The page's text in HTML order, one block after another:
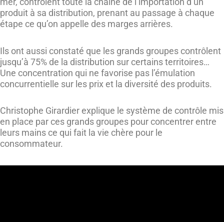
produit à sa distribution, prenant au passage à chaque
étape ce qu’on appelle des marges arrières.
Ils ont aussi constaté que les grands groupes contrôlent
jusqu’à 75% de la distribution sur certains territoires…
Une concentration qui ne favorise pas l’émulation
concurrentielle sur les prix et la diversité des produits.
Christophe Girardier explique le système de contrôle mis
en place par ces grands groupes pour concentrer entre
leurs mains ce qui fait la vie chère pour le
consommateur.